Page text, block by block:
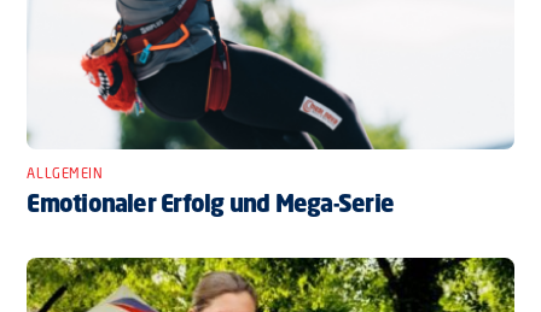
ALLGEMEIN
Emotionaler Erfolg und Mega-Serie